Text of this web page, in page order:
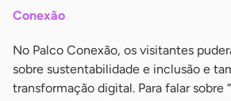
Conexão
No Palco Conexão, os visitantes
sobre sustentabilidade e inclusão e
transformação digital. Para falar sobre